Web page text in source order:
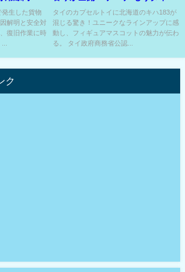
生した貨物
解明と安全対
復旧作業に時
...
物のTOP5にランク入りか？
タイのカプセルトイに北海道のキハ183が
混じる驚き！ユニークなラインアップに感
動し、フィギュアマスコットの魅力が伝わ
る。 タイ政府商務省公認...
ク